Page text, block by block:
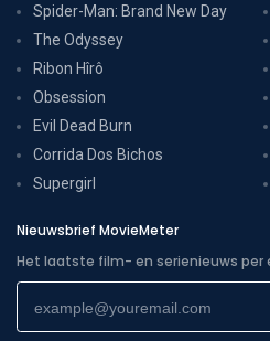
Spider-Man: Brand New Day
The Odyssey
Ribon Hîrô
Obsession
Evil Dead Burn
Corrida Dos Bichos
Supergirl
Nieuwsbrief MovieMeter
Het laatste film- en serienieuws